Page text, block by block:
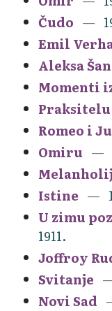
Čudo
Emil
Aleksa
Momenti
Praksitelu
Romeo i
Omiru
Istine
U zimu
1911.
Joffroy
Svitanje
Novi Sad